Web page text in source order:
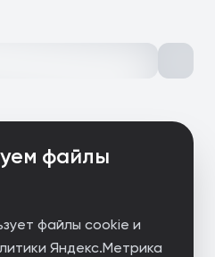
файлы
файлы cookie и
Яндекс.Метрика